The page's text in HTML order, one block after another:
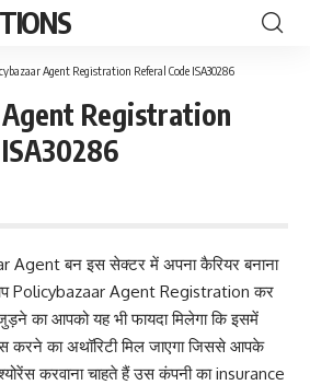
Agent Registration Referal Code ISA30286
Registration
Agent बन इस सेक्टर में अपना कैरियर बनाना
Policybazaar Agent Registration कर
का आपको यह भी फायदा मिलेगा कि इसमें
करने का अथॉरिटी मिल जाएगा जिससे आपके
करवाना चाहते हैं उस कंपनी का insurance